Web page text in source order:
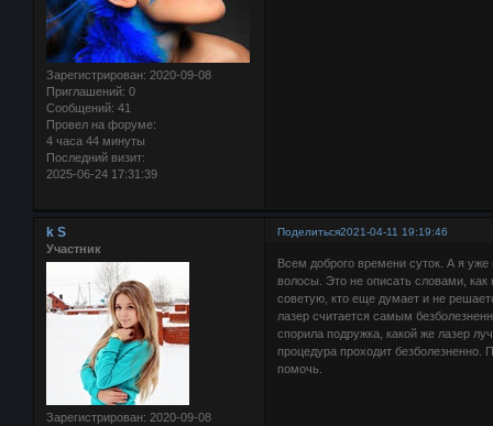
Зарегистрирован: 2020-09-08
Приглашений: 0
Сообщений: 41
Провел на форуме:
4 часа 44 минуты
Последний визит:
2025-06-24 17:31:39
Поделиться2021-04-11 19:19:46
k S
Участник
Зарегистрирован: 2020-09-08
Всем доброго времени суток. А я
волосы. Это не описать словами,
советую, кто еще думает и не
лазер считается самым
спорила подружка, какой же лазер
процедура проходит безболезненно.
помочь.